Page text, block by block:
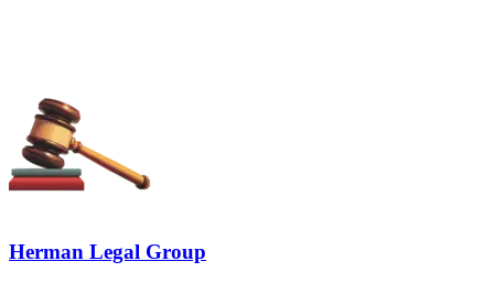
Herman Legal Group